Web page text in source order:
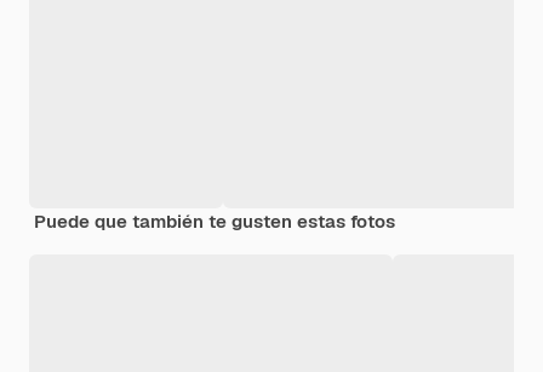
Puede que también te gusten estas fotos